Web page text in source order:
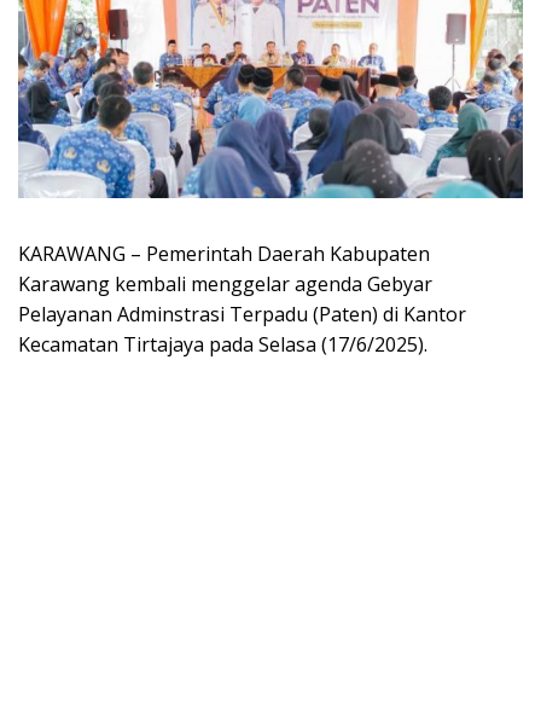
KARAWANG – Pemerintah Daerah Kabupaten
Karawang kembali menggelar agenda Gebyar
Pelayanan Adminstrasi Terpadu (Paten) di Kantor
Kecamatan Tirtajaya pada Selasa (17/6/2025).